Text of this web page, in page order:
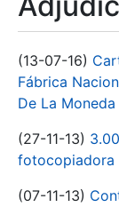
(13-07-16)
Fábrica
De La
(27-11-13)
fotocopiadora
(07-11-13)